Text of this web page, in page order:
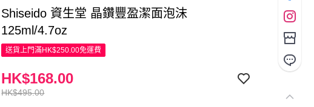
Shiseido 資生堂 晶鑽豐盈潔面泡沫
125ml/4.7oz
送貨上門滿HK$250.00免運費
HK$495.00
HK$168.00